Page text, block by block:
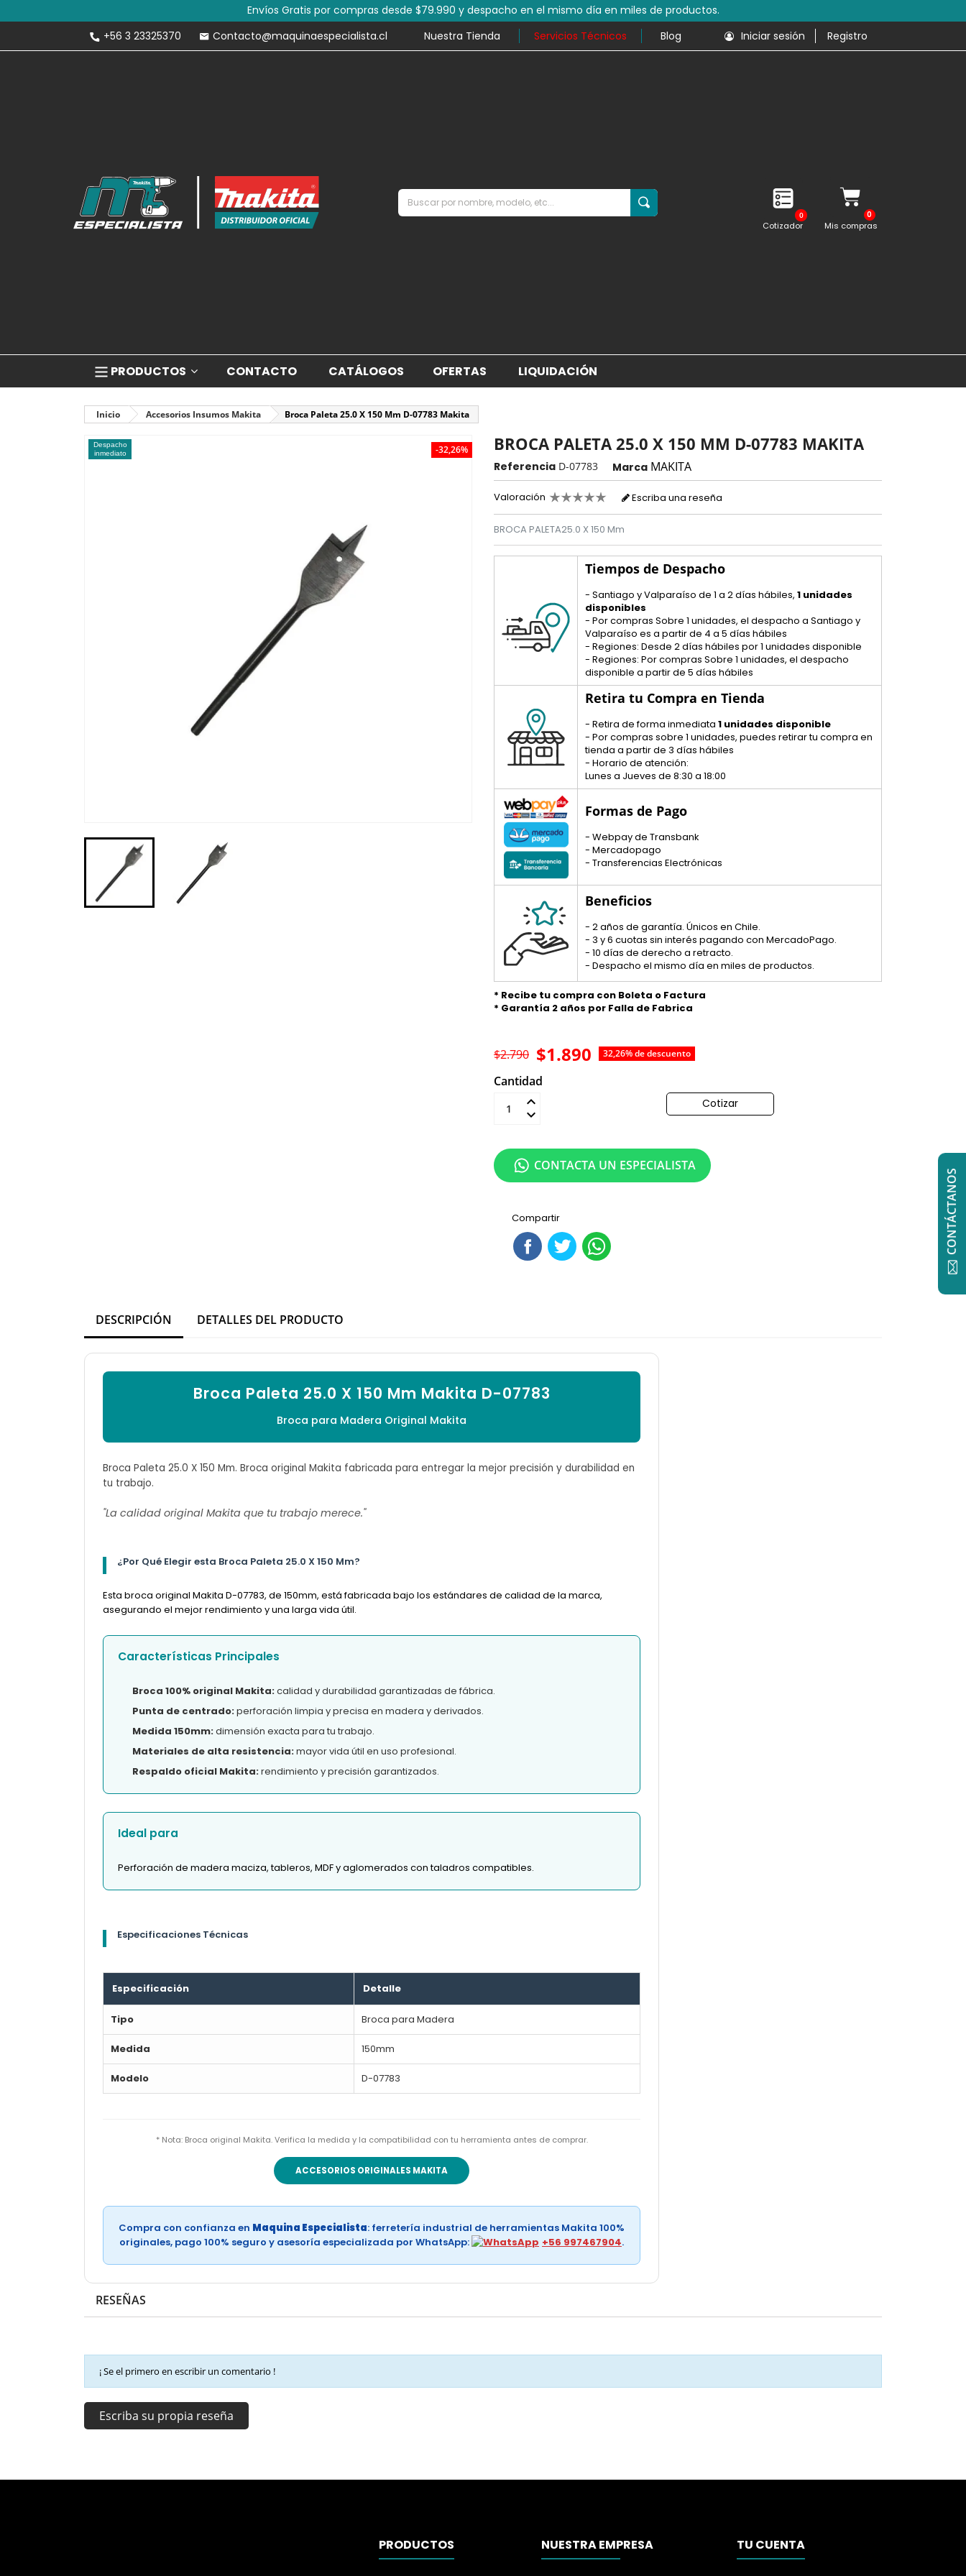
Envíos Gratis por compras desde $79.990 y despacho en el mismo día en miles de productos.
+56 3 23325370
Contacto@maquinaespecialista.cl Nuestra Tienda Servicios Técnicos Blog Iniciar sesión Registro
0
Cotizador Mis compras
PRODUCTOS CONTACTO CATÁLOGOS OFERTAS LIQUIDACIÓN
Inicio Accesorios Insumos Makita Broca Paleta 25.0 X 150 Mm D-07783 Makita
-32,26%
Despacho
inmediato
BROCA PALETA 25.0 X 150 MM D-07783 MAKITA
Referencia D-07783 Marca MAKITA
Valoración Escriba una reseña
BROCA PALETA25.0 X 150 Mm
Tiempos de Despacho
- Santiago y Valparaíso de 1 a 2 días hábiles, 1 unidades
disponibles
- Por compras Sobre 1 unidades, el despacho a Santiago y
Valparaíso es a partir de 4 a 5 días hábiles
- Regiones: Desde 2 días hábiles por 1 unidades disponible
- Regiones: Por compras Sobre 1 unidades, el despacho
disponible a partir de 5 días hábiles
Retira tu Compra en Tienda
- Retira de forma inmediata 1 unidades disponible
- Por compras sobre 1 unidades, puedes retirar tu compra en
tienda a partir de 3 días hábiles
- Horario de atención:
Lunes a Jueves de 8:30 a 18:00
Formas de Pago
- Webpay de Transbank
- Mercadopago
- Transferencias Electrónicas
Beneficios
- 2 años de garantía. Únicos en Chile.
- 3 y 6 cuotas sin interés pagando con MercadoPago.
- 10 días de derecho a retracto.
- Despacho el mismo día en miles de productos.
* Recibe tu compra con Boleta o Factura
* Garantía 2 años por Falla de Fabrica
$1.890 32,26% de descuento
$2.790
Cantidad
Cotizar
Compartir
CONTACTA UN ESPECIALISTA
DESCRIPCIÓN DETALLES DEL PRODUCTO
Broca Paleta 25.0 X 150 Mm Makita D-07783
Broca para Madera Original Makita
Broca Paleta 25.0 X 150 Mm. Broca original Makita fabricada para entregar la mejor precisión y durabilidad en
tu trabajo.
"La calidad original Makita que tu trabajo merece."
¿Por Qué Elegir esta Broca Paleta 25.0 X 150 Mm?
Esta broca original Makita D-07783, de 150mm, está fabricada bajo los estándares de calidad de la marca,
asegurando el mejor rendimiento y una larga vida útil.
Características Principales
Broca 100% original Makita:calidad y durabilidad garantizadas de fábrica.
Punta de centrado:perforación limpia y precisa en madera y derivados.
Medida 150mm:dimensión exacta para tu trabajo.
Materiales de alta resistencia:mayor vida útil en uso profesional.
Respaldo oficial Makita:rendimiento y precisión garantizados.
Ideal para
Perforación de madera maciza, tableros, MDF y aglomerados con taladros compatibles.
Especificaciones Técnicas
Especificación Detalle
Tipo Broca para Madera
Medida 150mm
Modelo D-07783
* Nota: Broca original Makita. Verifica la medida y la compatibilidad con tu herramienta antes de comprar.
ACCESORIOS ORIGINALES MAKITA
Compra con confianza en Maquina Especialista: ferretería industrial de herramientas Makita 100%
originales, pago 100% seguro y asesoría especializada por WhatsApp:
+56 997467904.
RESEÑAS
¡ Se el primero en escribir un comentario !
Escriba su propia reseña
PRODUCTOS NUESTRA EMPRESA TU CUENTA
CONTÁCTANOS